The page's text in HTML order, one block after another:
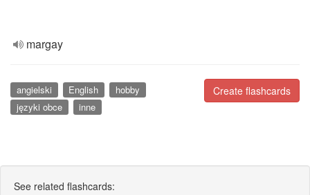
margay
Create flashcards
angielski English
hobby
języki obce
inne
See related flashcards: